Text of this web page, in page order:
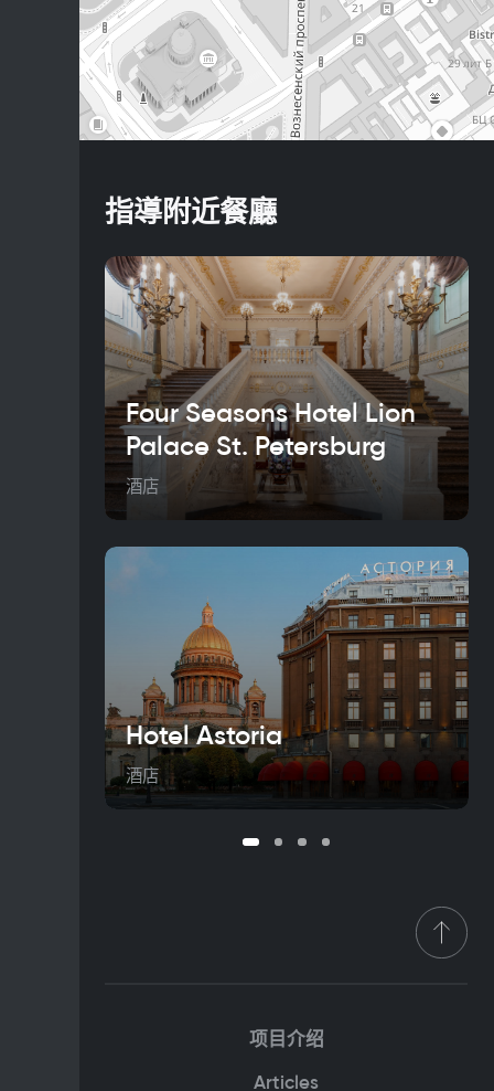
指導附近餐廳
Four Seasons Hotel Lion
Palace St. Petersburg
酒店
Hotel Astoria
酒店
项目介绍
Articles